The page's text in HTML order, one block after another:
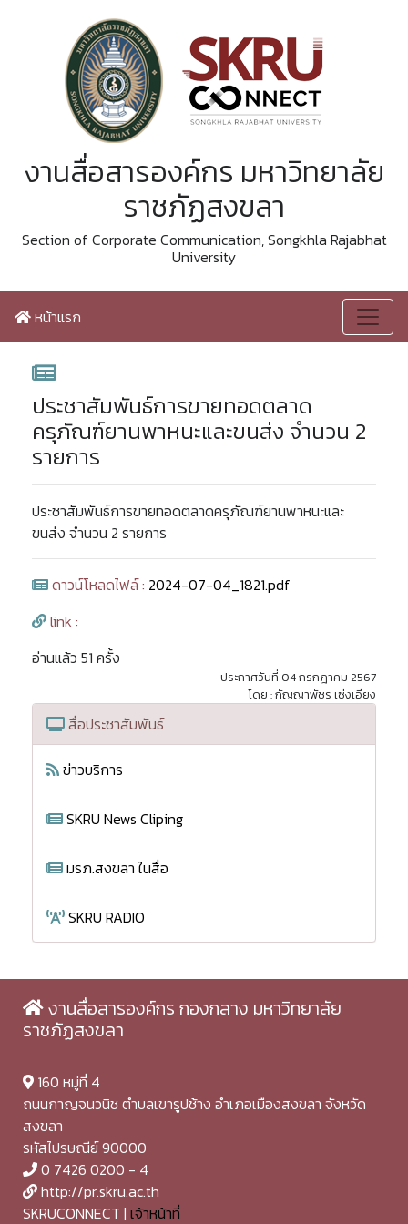
งานสื่อสารองค์กร มหาวิทยาลัย
ราชภัฏสงขลา
Section of Corporate Communication, Songkhla Rajabhat
University
หน้าแรก
ประชาสัมพันธ์การขายทอดตลาด
ครุภัณฑ์ยานพาหนะและขนส่ง จำนวน 2
รายการ
ประชาสัมพันธ์การขายทอดตลาดครุภัณฑ์ยานพาหนะและ
ขนส่ง จำนวน 2 รายการ
ดาวน์โหลดไฟล์ : 2024-07-04_1821.pdf
link :
อ่านแล้ว 51 ครั้ง
ประกาศวันที่ 04 กรกฎาคม 2567
โดย : กัญญาพัชร เซ่งเอียง
สื่อประชาสัมพันธ์
ข่าวบริการ
SKRU News Cliping
มรภ.สงขลา ในสื่อ
SKRU RADIO
งานสื่อสารองค์กร กองกลาง มหาวิทยาลัย
ราชภัฏสงขลา
160 หมู่ที่ 4
ถนนกาญจนวนิช ตำบลเขารูปช้าง อำเภอเมืองสงขลา จังหวัด
สงขลา
รหัสไปรษณีย์ 90000
0 7426 0200 - 4
http://pr.skru.ac.th
SKRUCONNECT | เจ้าหน้าที่